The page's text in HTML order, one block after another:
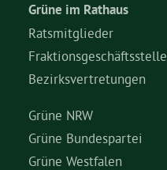
Grüne im Rathaus
Ratsmitglieder
Fraktionsgeschäftsstelle
Bezirksvertretungen
Grüne NRW
Grüne Bundespartei
Grüne Westfalen